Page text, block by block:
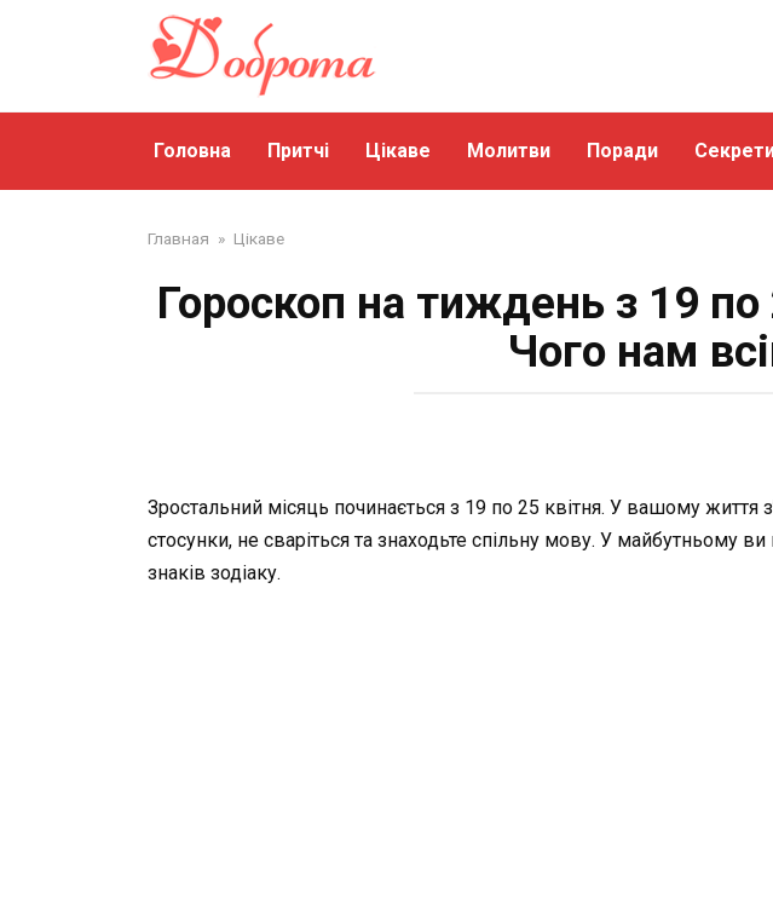
Головна Притчі Цікаве Молитви Поради
Главная » Цікаве
Гороскоп на тиждень з 19 по
Чого нам
Зростальний місяць починається з 19 по 25 квітня. У вашому життя
стосунки, не сваріться та знаходьте спільну мову. У майбутньому
знаків зодіаку.